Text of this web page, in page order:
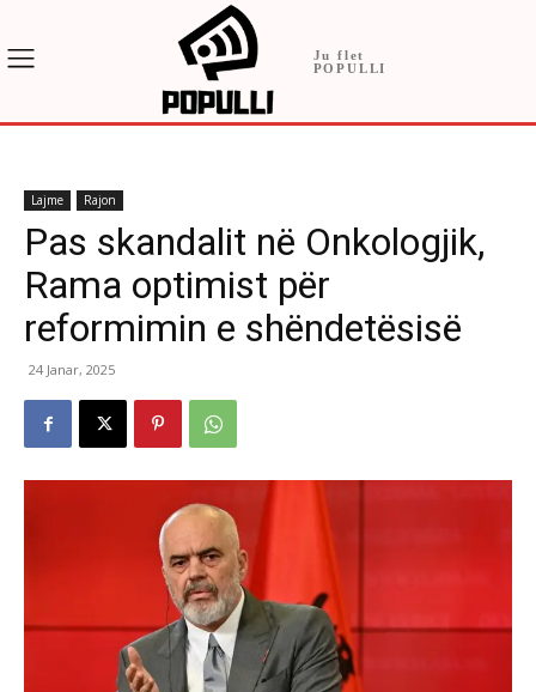
Ju flet
POPULLI
Lajme Rajon
Pas skandalit në Onkologjik,
Rama optimist për
reformimin e shëndetësisë
24 Janar, 2025